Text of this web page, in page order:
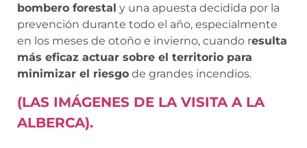
bombero forestal y una apuesta decidida por la
prevención durante todo el año, especialmente
en los meses de otoño e invierno, cuando resulta
más eficaz actuar sobre el territorio para
minimizar el riesgo de grandes incendios.
(LAS IMÁGENES DE LA VISITA A LA
ALBERCA).